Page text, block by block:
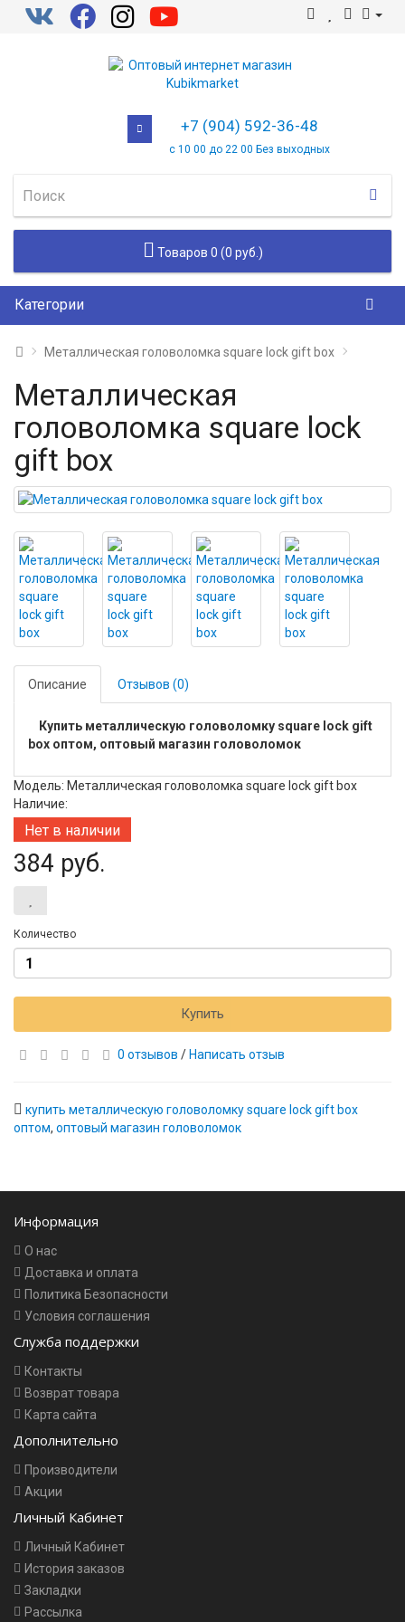
+7 (904) 592-36-48
с 10 00 до 22 00 Без выходных
Товаров 0 (0 руб.)
Категории
Металлическая головоломка square lock gift box
Металлическая
головоломка square lock
gift box
Описание Отзывов (0)
Купить металлическую головоломку square lock gift
box оптом, оптовый магазин головоломок
Модель: Металлическая головоломка square lock gift box
Наличие:
Нет в наличии
384 руб.
Количество
Купить
0 отзывов / Написать отзыв
купить металлическую головоломку square lock gift box
оптом, оптовый магазин головоломок
Информация
О нас
Доставка и оплата
Политика Безопасности
Условия соглашения
Служба поддержки
Контакты
Возврат товара
Карта сайта
Дополнительно
Производители
Акции
Личный Кабинет
Личный Кабинет
История заказов
Закладки
Рассылка